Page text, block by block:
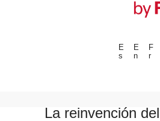
E
s
E
n
F
r
---ENLACES---
Eventos
La reinvención